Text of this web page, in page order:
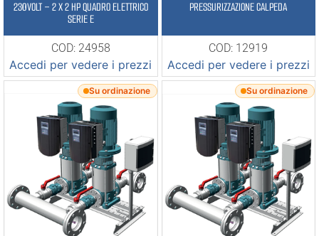
230VOLT – 2 X 2 HP QUADRO ELETTRICO
SERIE E
COD: 24958
Accedi per vedere i prezzi
PRESSURIZZAZIONE CALPEDA
COD: 12919
Accedi per vedere i prezzi
Su ordinazione Su ordinazione